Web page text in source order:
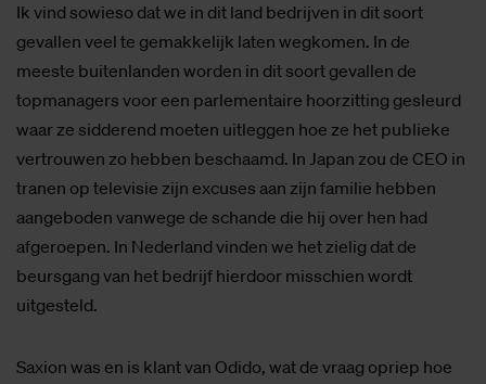
Ik vind sowieso dat we in dit land bedrijven in dit soort
gevallen veel te gemakkelijk laten wegkomen. In de
meeste buitenlanden worden in dit soort gevallen de
topmanagers voor een parlementaire hoorzitting gesleurd
waar ze sidderend moeten uitleggen hoe ze het publieke
vertrouwen zo hebben beschaamd. In Japan zou de CEO in
tranen op televisie zijn excuses aan zijn familie hebben
aangeboden vanwege de schande die hij over hen had
afgeroepen. In Nederland vinden we het zielig dat de
beursgang van het bedrijf hierdoor misschien wordt
uitgesteld.
Saxion was en is klant van Odido, wat de vraag opriep hoe